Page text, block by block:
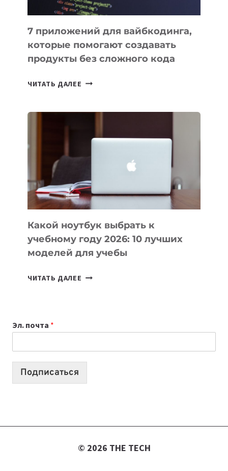
7 приложений для вайбкодинга,
которые помогают создавать
продукты без сложного кода
ЧИТАТЬ ДАЛЕЕ 7
ПОМОГАЮТ
СОЗДАВАТЬ
БЕЗ
СЛОЖНОГО
КОДА
Какой ноутбук выбрать к
учебному году 2026: 10 лучших
моделей для учебы
ЧИТАТЬ ДАЛЕЕ КАКОЙ
2026:
10
Эл. почта *
Подписаться
© 2026 THE TECH